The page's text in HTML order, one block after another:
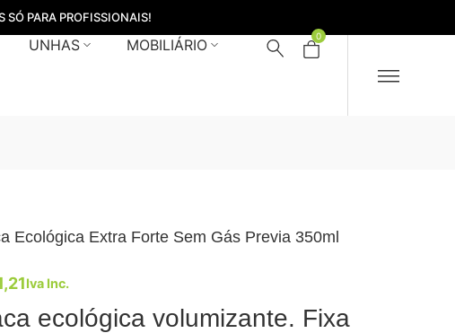
SÓ PARA PROFISSIONAIS!
UNHAS
MOBILIÁRIO
0
Ecológica Extra Forte Sem Gás Previa 350ml
Iva Inc.
ecológica volumizante. Fixa